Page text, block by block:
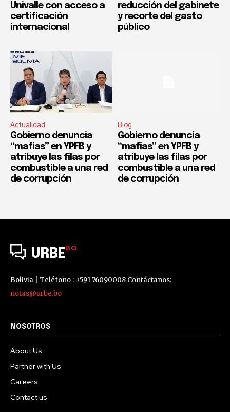
Univalle con acceso a
certificación
internacional
reducción del gabinete
y recorte del gasto
público
Actualidad
Gobierno denuncia
“mafias” en YPFB y
atribuye las filas por
combustible a una red
de corrupción
Blog
Gobierno denuncia
“mafias” en YPFB y
atribuye las filas por
combustible a una red
de corrupción
URBEBO
Bolivia | Teléfono : +591 76090008 Contáctanos:
notas@urbe.bo
NOSOTROS
About Us
Partner with Us
Careers
Contact us